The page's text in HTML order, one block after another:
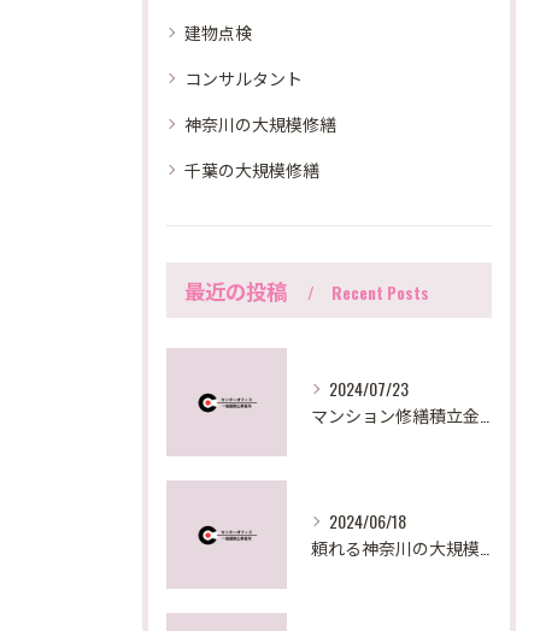
建物点検
コンサルタント
神奈川の大規模修繕
千葉の大規模修繕
最近の投稿 Recent Posts
2024/07/23
2024/06/18